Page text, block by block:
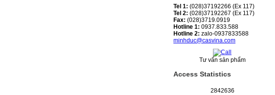
Tel 1: (028)37192266 (Ex 117)
Tel 2: (028)37192267 (Ex 117)
Fax: (028)3719.0919
Hotline 1: 0937.833.588
Hotline 2: zalo-0937833588
minhduc@casvina.com
Tư vấn sản phẩm
Access Statistics
2842636